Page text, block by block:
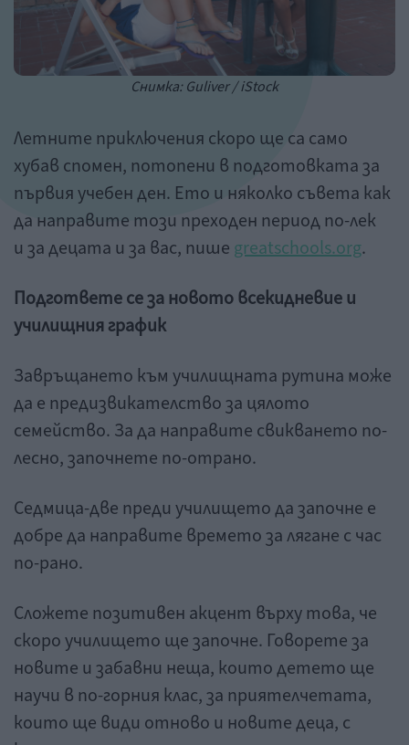
Снимка: Guliver / iStock
Летните приключения скоро ще са само
хубав спомен, потопени в подготовката за
първия учебен ден. Ето и няколко съвета как
да направите този преходен период по-лек
и за децата и за вас, пише greatschools.org.
Подгответе се за новото всекидневие и
училищния график
Завръщането към училищната рутина може
да е предизвикателство за цялото
семейство. За да направите свикването по-
лесно, започнете по-отрано.
Седмица-две преди училището да започне е
добре да направите времето за лягане с час
по-рано.
Сложете позитивен акцент върху това, че
скоро училището ще започне. Говорете за
новите и забавни неща, които детето ще
научи в по-горния клас, за приятелчетата,
които ще види отново и новите деца, с